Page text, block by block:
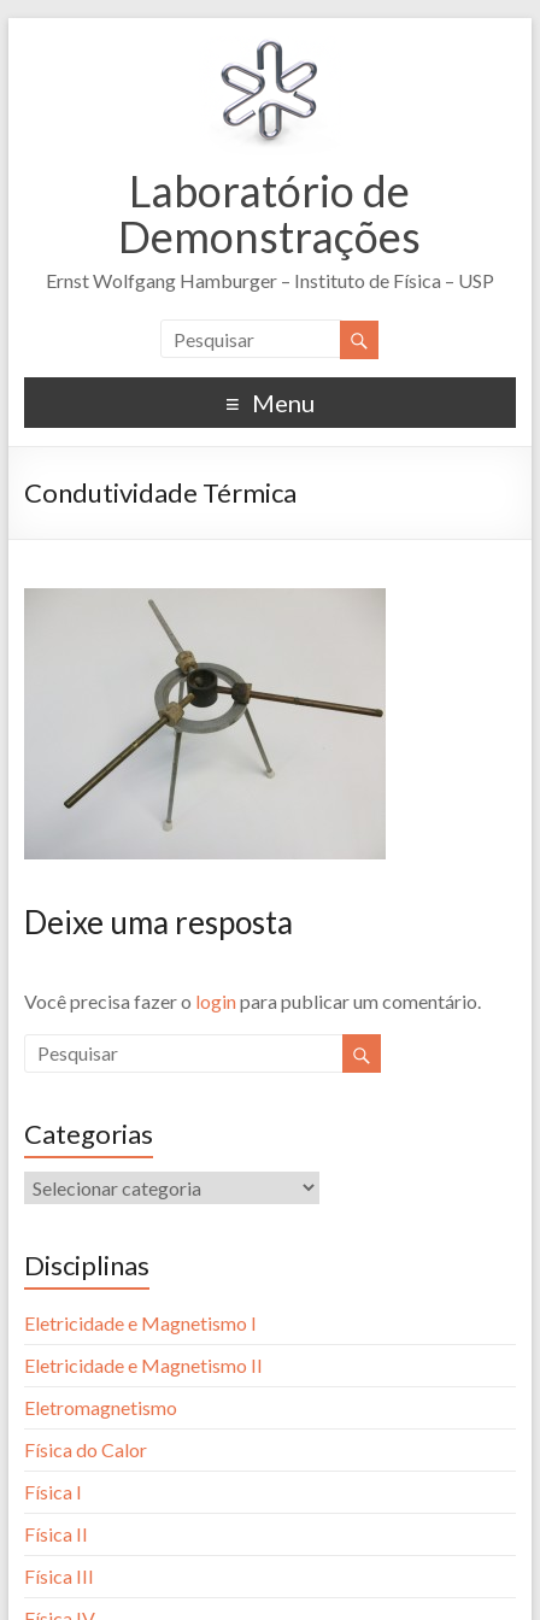
Laboratório de
Demonstrações
Ernst Wolfgang Hamburger – Instituto de Física – USP
Menu
Condutividade Térmica
Deixe uma resposta
Você precisa fazer o loginpara publicar um comentário.
Categorias
Disciplinas
Eletricidade e Magnetismo I
Eletricidade e Magnetismo II
Eletromagnetismo
Física do Calor
Física I
Física II
Física III